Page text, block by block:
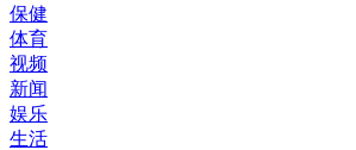
保健
体育
视频
新闻
娱乐
生活